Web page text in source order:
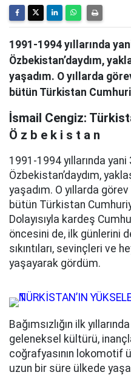
1991-1994 yıllarında
Özbekistan’daydım,
yaşadım. O yıllarda
bütün Türkistan
İsmail Cengiz:
Ö z b e k i s t a n
1991-1994 yıllarında yani
Özbekistan’daydım,
yaşadım. O yıllarda
bütün Türkistan
Dolayısıyla kardeş
öncesini de, ilk günlerini
sıkıntıları, sevinçleri ve
yaşayarak gördüm.
Bağımsızlığın ilk
geleneksel kültürü,
coğrafyasının lokomotif
uzun bir süre ülkede